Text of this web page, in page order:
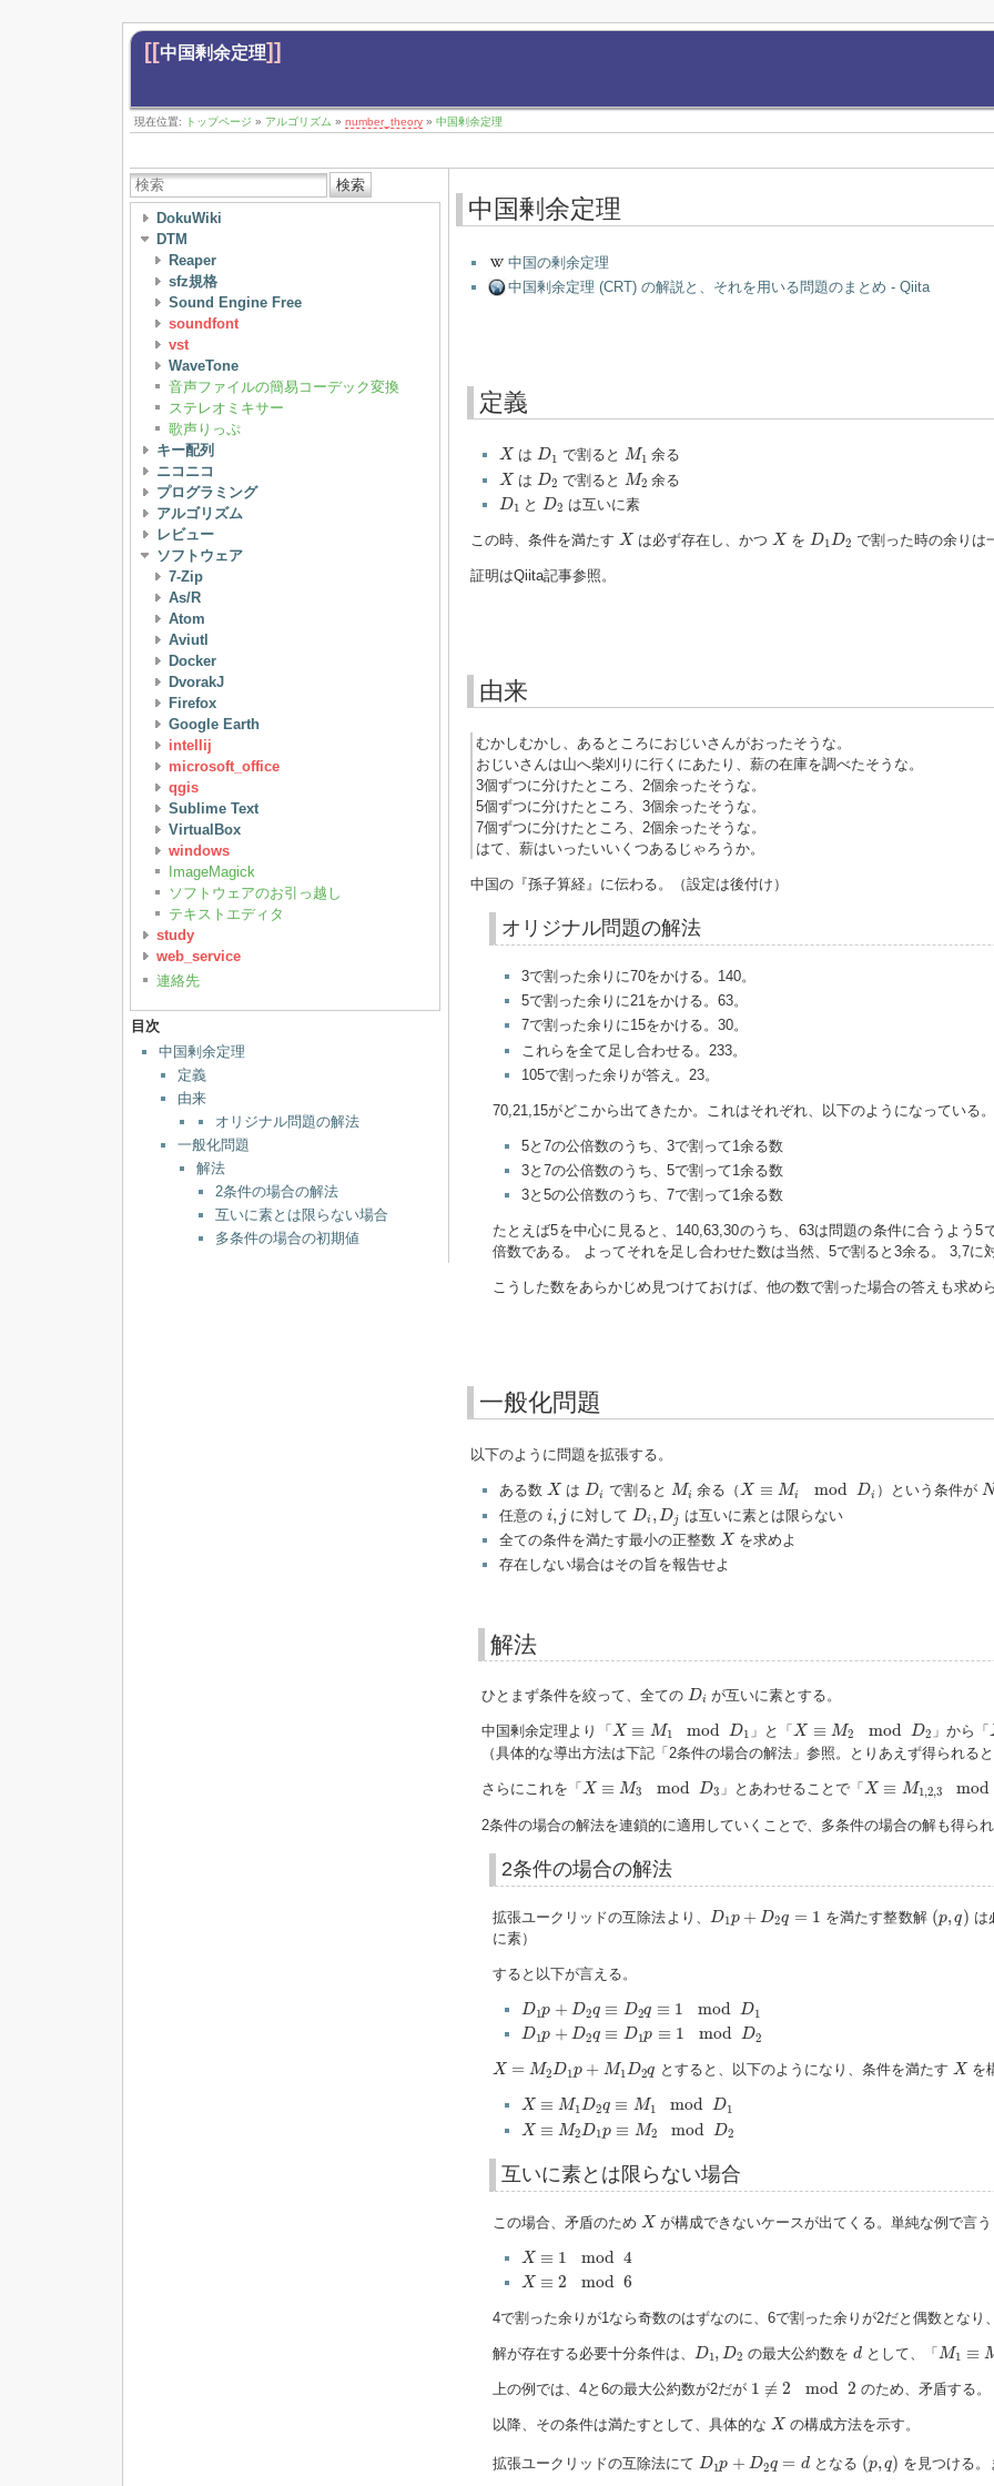
[[中国剰余定理]]
現在位置: トップページ » アルゴリズム » number_theory » 中国剰余定理
検索
DokuWiki
DTM
Reaper
sfz規格
Sound Engine Free
soundfont
vst
WaveTone
音声ファイルの簡易コーデック変換
ステレオミキサー
歌声りっぷ
キー配列
ニコニコ
プログラミング
アルゴリズム
レビュー
ソフトウェア
7-Zip
As/R
Atom
Aviutl
Docker
DvorakJ
Firefox
Google Earth
intellij
microsoft_office
qgis
Sublime Text
VirtualBox
windows
ImageMagick
ソフトウェアのお引っ越し
テキストエディタ
study
web_service
連絡先
目次
中国剰余定理
定義
由来
オリジナル問題の解法
一般化問題
解法
2条件の場合の解法
互いに素とは限らない場合
多条件の場合の初期値
中国剰余定理
中国の剰余定理
中国剰余定理 (CRT) の解説と、それを用いる問題のまとめ - Qiita
定義
X
X は D1
D1 で割ると M1
M1 余る
X
X は D2
D2 で割ると M2
M2 余る
D1
D1 と D2
D2 は互いに素
この時、条件を満たす X
X は必ず存在し、かつ X
X を D1D2
D1 D2 で割った時の余りは
証明はQiita記事参照。
由来
むかしむかし、あるところにおじいさんがおったそうな。
おじいさんは山へ柴刈りに行くにあたり、薪の在庫を調べたそうな。
3個ずつに分けたところ、2個余ったそうな。
5個ずつに分けたところ、3個余ったそうな。
7個ずつに分けたところ、2個余ったそうな。
はて、薪はいったいいくつあるじゃろうか。
中国の『孫子算経』に伝わる。（設定は後付け）
オリジナル問題の解法
3で割った余りに70をかける。140。
5で割った余りに21をかける。63。
7で割った余りに15をかける。30。
これらを全て足し合わせる。233。
105で割った余りが答え。23。
70,21,15がどこから出てきたか。これはそれぞれ、以下のようになっている。
5と7の公倍数のうち、3で割って1余る数
3と7の公倍数のうち、5で割って1余る数
3と5の公倍数のうち、7で割って1余る数
たとえば5を中心に見ると、140,63,30のうち、63は問題の条件に合うよう
倍数である。 よってそれを足し合わせた数は当然、5で割ると3余る。 3,7に
こうした数をあらかじめ見つけておけば、他の数で割った場合の答えも求めら
一般化問題
以下のように問題を拡張する。
ある数 X
X は Di
Di で割ると Mi
Mi 余る（X ≡ Mi mod Di
X≡ mod ）という条件が N
N
任意の i, j
, に対して Di , Dj
Di Dj
は互いに素とは限らない
全ての条件を満たす最小の正整数 X
X を求めよ
存在しない場合はその旨を報告せよ
解法
ひとまず条件を絞って、全ての Di
Di が互いに素とする。
中国剰余定理より「 X ≡ M1 mod D1
X≡ 1mod 」と「 X ≡ M2 mod D2
X≡ 2mod 」から「
（具体的な導出方法は下記「2条件の場合の解法」参照。とりあえず得られる
さらにこれを「 X ≡ M3 mod D3
X≡ 3mod 」とあわせることで「 X ≡ M1,2,3 mod
X≡ 1,2 1
2条件の場合の解法を連鎖的に適用していくことで、多条件の場合の解も得られ
2条件の場合の解法
拡張ユークリッドの互除法より、 D1p + D2q = 1
D1 +D 2q を満たす整数解 (p,q)
(p ) は
に素）
すると以下が言える。
D1p + D2q ≡ D2q ≡ 1 mod D1
D1 +D 2q q≡ mod
D1p + D2q ≡ D1p ≡ 1 mod D2
D1 +D 2q p≡ mod
X = M2D1p + M1D2q
X= 2D 1p+ 1 D2q とすると、以下のようになり、条件を満たす X
X を
X ≡ M1D2q ≡ M1 mod D1
X≡ 1D 2q≡ mod
X ≡ M2 D1p ≡ M2 mod D2
X≡ 2D 1p≡ mod
互いに素とは限らない場合
この場合、矛盾のため X
X が構成できないケースが出てくる。単純な例で言う
X ≡ 1 mod 4
X≡ mod
X ≡ 2 mod 6
X≡ mod
4で割った余りが1なら奇数のはずなのに、6で割った余りが2だと偶数となり
解が存在する必要十分条件は、 D1, D2
D1 D2 の最大公約数を ddとして、「 M1 ≡
M1 2
上の例では、4と6の最大公約数が2だが 1 ≢ 2 mod 2
1 ≢ 2mod のため、矛盾する。
以降、その条件は満たすとして、具体的な X
X の構成方法を示す。
拡張ユークリッドの互除法にて D1p + D2q = d
D1 +D 2q となる (p,q)
(p ) を見つける。